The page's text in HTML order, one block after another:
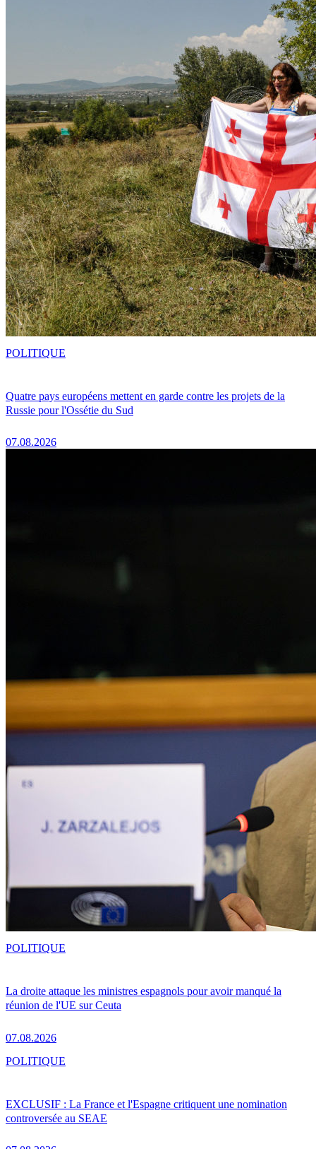
Quatre pays européens mettent en garde contre les projets de la
Russie pour l'Ossétie du Sud
07.08.2026
POLITIQUE
La droite attaque les ministres espagnols pour avoir manqué la
réunion de l'UE sur Ceuta
07.08.2026
POLITIQUE
EXCLUSIF : La France et l'Espagne critiquent une nomination
controversée au SEAE
POLITIQUE